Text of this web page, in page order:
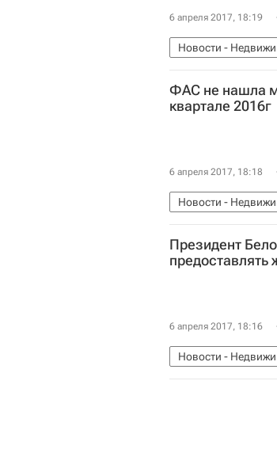
6 апреля 2017, 18:19
Новости -
Россия
ФАС не нашла
квартале 2016г
6 апреля 2017, 18:18
Новости -
Федеральная
Президент
предоставлять
6 апреля 2017, 18:16
Новости -